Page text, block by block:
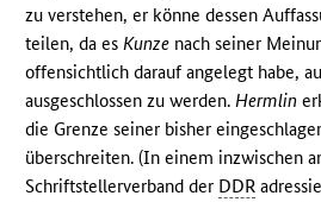
zu verstehen, er könne dessen
teilen, da esKunze nach seiner
offensichtlich darauf angelegt habe,
ausgeschlossen zu werden.Hermlin
die Grenze seiner bisher
überschreiten. (In einem inzwischen
Schriftstellerverband der DDR